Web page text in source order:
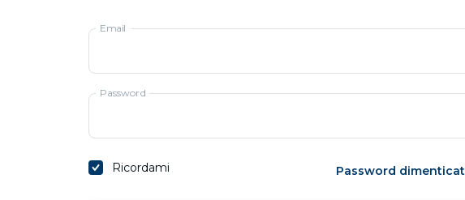
Email
Password
Ricordami Password